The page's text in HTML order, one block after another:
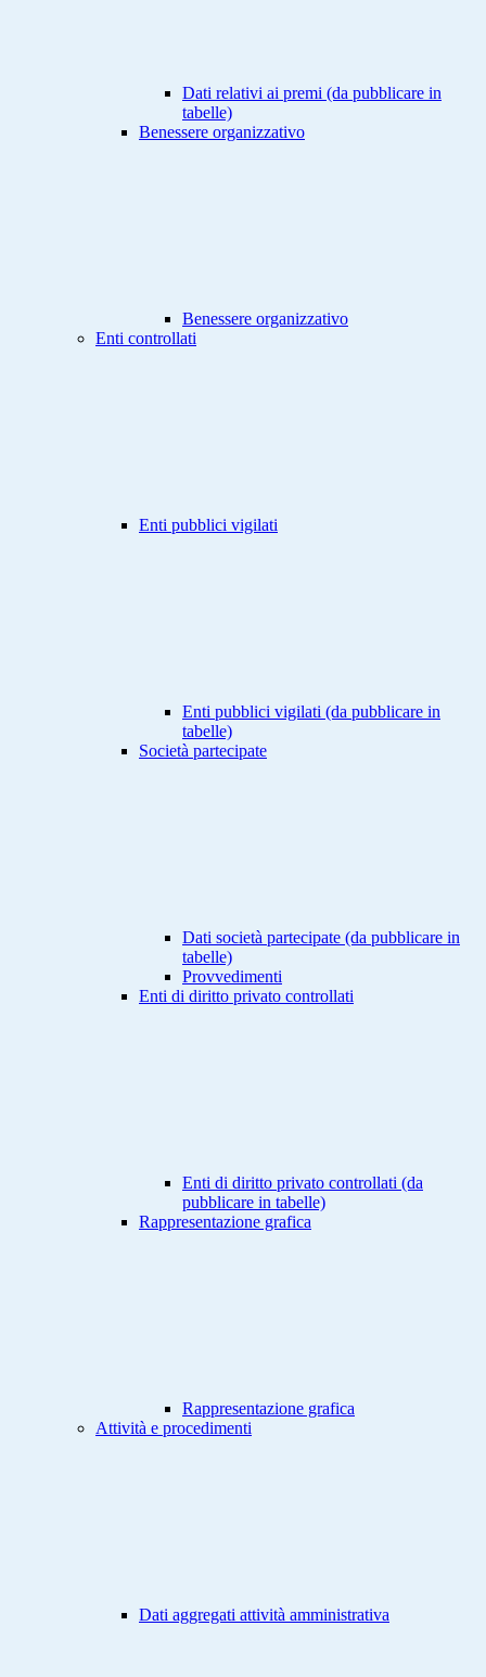
Dati relativi ai premi (da pubblicare in
tabelle)
Benessere organizzativo
Benessere organizzativo
Enti controllati
Enti pubblici vigilati
Enti pubblici vigilati (da pubblicare in
tabelle)
Società partecipate
Dati società partecipate (da pubblicare in
tabelle)
Provvedimenti
Enti di diritto privato controllati
Enti di diritto privato controllati (da
pubblicare in tabelle)
Rappresentazione grafica
Rappresentazione grafica
Attività e procedimenti
Dati aggregati attività amministrativa